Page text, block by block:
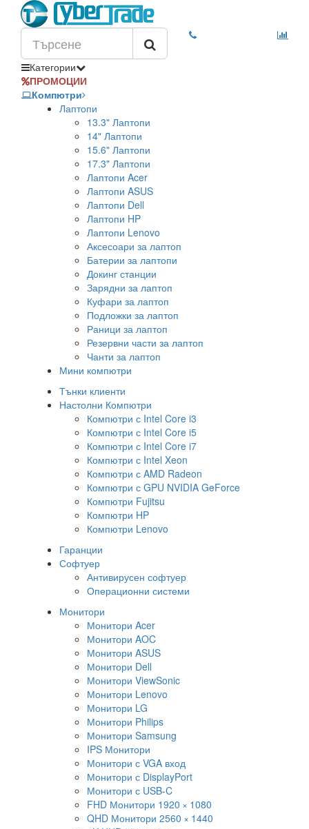
Категории
ПРОМОЦИИ
Компютри
Лаптопи
13.3" Лаптопи
14" Лаптопи
15.6" Лаптопи
17.3" Лаптопи
Лаптопи Acer
Лаптопи ASUS
Лаптопи Dell
Лаптопи HP
Лаптопи Lenovo
Аксесоари за лаптоп
Батерии за лаптопи
Докинг станции
Зарядни за лаптоп
Куфари за лаптоп
Подложки за лаптоп
Раници за лаптоп
Резервни части за лаптоп
Чанти за лаптоп
Мини компютри
Тънки клиенти
Настолни Компютри
Компютри с Intel Core i3
Компютри с Intel Core i5
Компютри с Intel Core i7
Компютри с Intel Xeon
Компютри с AMD Radeon
Компютри с GPU NVIDIA GeForce
Компютри Fujitsu
Компютри HP
Компютри Lenovo
Гаранции
Софтуер
Антивирусен софтуер
Операционни системи
Монитори
Монитори Acer
Монитори AOC
Монитори ASUS
Монитори Dell
Монитори ViewSonic
Монитори Lenovo
Монитори LG
Монитори Philips
Монитори Samsung
IPS Монитори
Монитори с VGA вход
Монитори с DisplayPort
Монитори с USB-C
FHD Монитори 1920 × 1080
QHD Монитори 2560 × 1440